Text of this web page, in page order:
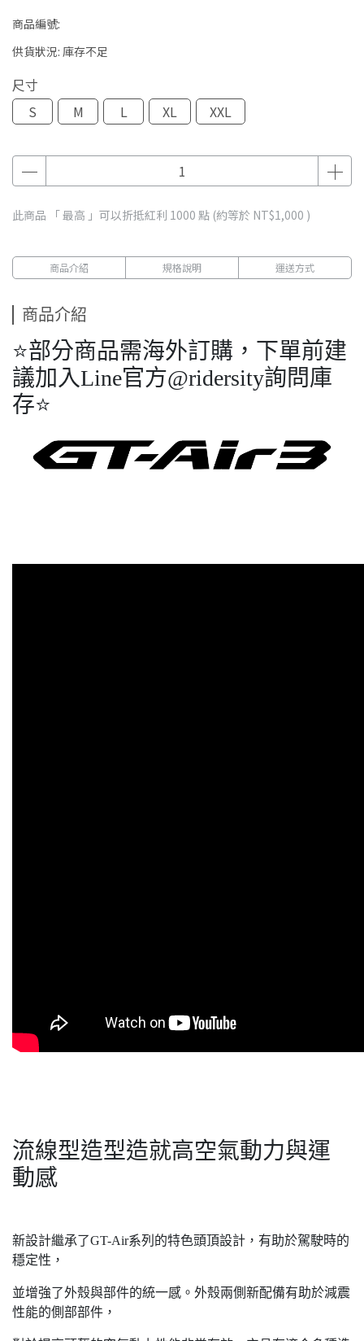
商品編號:
供貨狀況: 庫存不足
尺寸
S
M L XL XXL
此商品 「 最高 」可以折抵紅利 1000 點 (約等於 NT$1,000 )
商品介紹 規格說明 運送方式
商品介紹
⭐️部分商品需海外訂購，下單前建
議加入Line官方@ridersity詢問庫
存⭐️
流線型造型造就高空氣動力與運
動感
新設計繼承了GT-Air系列的特色頭頂設計，有助於駕駛時的
穩定性，
並增強了外殼與部件的統一感。外殼兩側新配備有助於減震
性能的側部部件，